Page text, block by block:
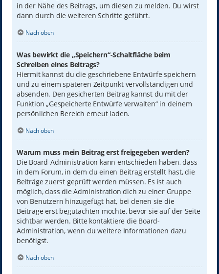
in der Nähe des Beitrags, um diesen zu melden. Du wirst
dann durch die weiteren Schritte geführt.
Nach oben
Was bewirkt die „Speichern“-Schaltfläche beim
Schreiben eines Beitrags?
Hiermit kannst du die geschriebene Entwürfe speichern
und zu einem späteren Zeitpunkt vervollständigen und
absenden. Den gesicherten Beitrag kannst du mit der
Funktion „Gespeicherte Entwürfe verwalten“ in deinem
persönlichen Bereich erneut laden.
Nach oben
Warum muss mein Beitrag erst freigegeben werden?
Die Board-Administration kann entschieden haben, dass
in dem Forum, in dem du einen Beitrag erstellt hast, die
Beiträge zuerst geprüft werden müssen. Es ist auch
möglich, dass die Administration dich zu einer Gruppe
von Benutzern hinzugefügt hat, bei denen sie die
Beiträge erst begutachten möchte, bevor sie auf der Seite
sichtbar werden. Bitte kontaktiere die Board-
Administration, wenn du weitere Informationen dazu
benötigst.
Nach oben